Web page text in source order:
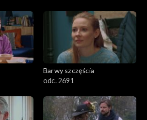
Barwy szczęścia
odc. 2691